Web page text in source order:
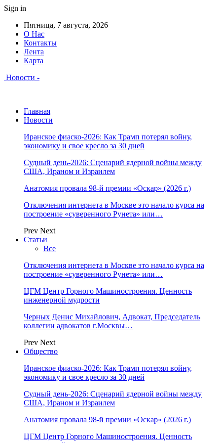
Sign in
Пятница, 7 августа, 2026
О Нас
Контакты
Лента
Карта
Новости -
Главная
Новости
Иранское фиаско-2026: Как Трамп потерял войну,
экономику и свое кресло за 30 дней
Судный день-2026: Сценарий ядерной войны между
США, Ираном и Израилем
Анатомия провала 98-й премии «Оскар» (2026 г.)
Отключения интернета в Москве это начало курса на
построение «суверенного Рунета» или…
Prev Next
Статьи
Все
Отключения интернета в Москве это начало курса на
построение «суверенного Рунета» или…
ЦГМ Центр Горного Машиностроения. Ценность
инженерной мудрости
Черных Денис Михайлович, Адвокат, Председатель
коллегии адвокатов г.Москвы…
Prev Next
Общество
Иранское фиаско-2026: Как Трамп потерял войну,
экономику и свое кресло за 30 дней
Судный день-2026: Сценарий ядерной войны между
США, Ираном и Израилем
Анатомия провала 98-й премии «Оскар» (2026 г.)
ЦГМ Центр Горного Машиностроения. Ценность